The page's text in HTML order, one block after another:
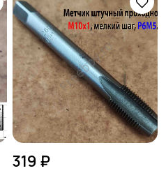
319 ₽